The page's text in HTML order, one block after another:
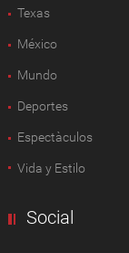
Texas
México
Mundo
Deportes
Espectàculos
Vida y Estilo
Social